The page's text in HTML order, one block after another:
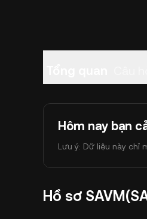
Hôm nay bạn
Lưu ý: Dữ liệu này chỉ
Hồ sơ